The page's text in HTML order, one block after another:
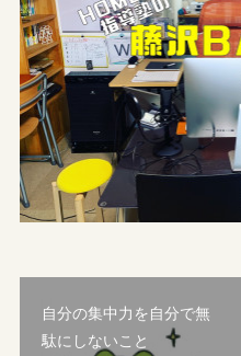
自分の集中力を自分で無
駄にしないこと